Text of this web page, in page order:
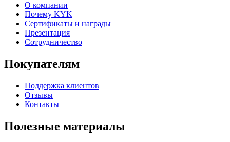
О компании
Почему KYK
Сертификаты и награды
Презентация
Сотрудничество
Покупателям
Поддержка клиентов
Отзывы
Контакты
Полезные материалы